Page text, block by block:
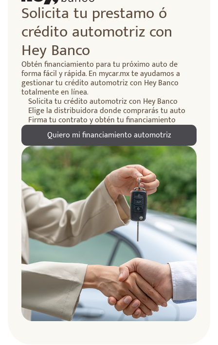
Solicita tu prestamo ó
crédito automotriz con
Hey Banco
Obtén financiamiento para tu próximo auto de
forma fácil y rápida. En mycar.mx te ayudamos a
gestionar tu crédito automotriz con Hey Banco
totalmente en línea.
Solicita tu crédito automotriz con Hey Banco
Elige la distribuidora donde comprarás tu auto
Firma tu contrato y obtén tu financiamiento
Quiero mi financiamiento automotriz